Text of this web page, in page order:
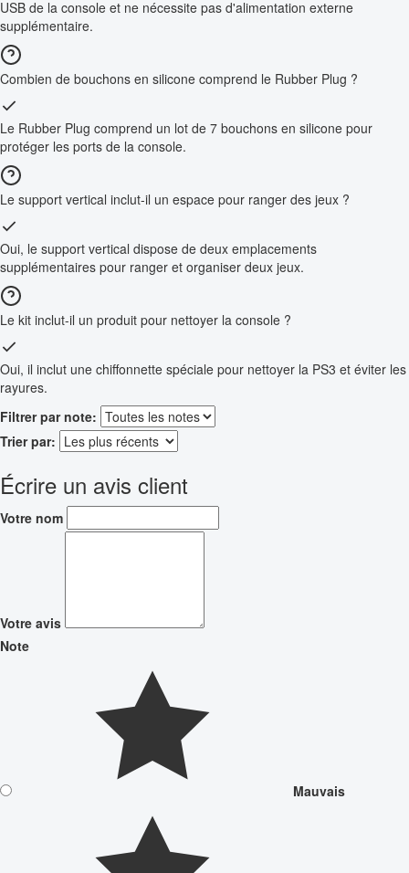
USB de la console et ne nécessite pas d'alimentation externe
supplémentaire.
Combien de bouchons en silicone comprend le Rubber Plug ?
Le Rubber Plug comprend un lot de 7 bouchons en silicone pour
protéger les ports de la console.
Le support vertical inclut-il un espace pour ranger des jeux ?
Oui, le support vertical dispose de deux emplacements
supplémentaires pour ranger et organiser deux jeux.
Le kit inclut-il un produit pour nettoyer la console ?
Oui, il inclut une chiffonnette spéciale pour nettoyer la PS3 et éviter les
rayures.
Filtrer par note:
Trier par:
Écrire un avis client
Votre nom
Votre avis
Note
Mauvais